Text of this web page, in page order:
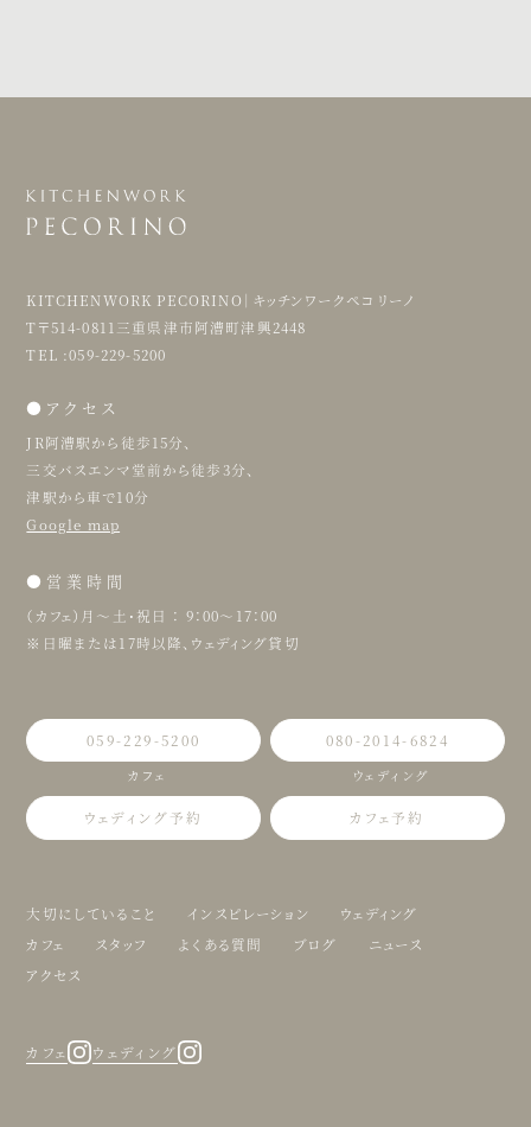
KITCHENWORK PECORINO｜キッチンワークペコリーノ
T〒514-0811三重県津市阿漕町津興2448
TEL :059-229-5200
●アクセス
JR阿漕駅から徒歩15分、
三交バスエンマ堂前から徒歩3分、
津駅から車で10分
Google map
●営業時間
（カフェ）月〜土・祝日 ： 9：00〜17：00
※日曜または17時以降、ウェディング貸切
059-229-5200
カフェ
080-2014-6824
ウェディング
ウェディング予約 カフェ予約
大切にしていること インスピレーション
ウェディング
カフェ
スタッフ よくある質問 ブログ
ニュース
アクセス
カフェ ウェディング